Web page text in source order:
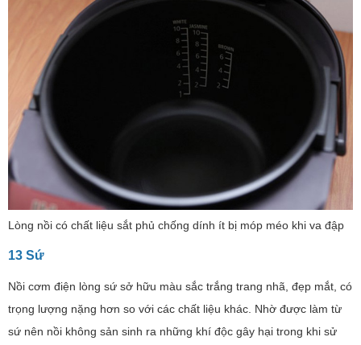
Lòng nồi có chất liệu sắt phủ chống dính ít bị móp méo khi va đập
13 Sứ
Nồi cơm điện lòng sứ sở hữu màu sắc trắng trang nhã, đẹp mắt, có
trọng lượng nặng hơn so với các chất liệu khác. Nhờ được làm từ
sứ nên nồi không sản sinh ra những khí độc gây hại trong khi sử